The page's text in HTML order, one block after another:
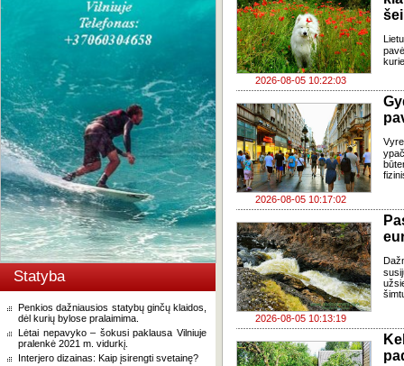
Statyba
Penkios dažniausios statybų ginčų klaidos,
dėl kurių bylose pralaimima.
Lėtai nepavyko – šokusi paklausa Vilniuje
pralenkė 2021 m. vidurkį.
Interjero dizainas: Kaip įsirengti svetainę?
2026-08-05 10:22:03
2026-08-05 10:17:02
2026-08-05 10:13:19